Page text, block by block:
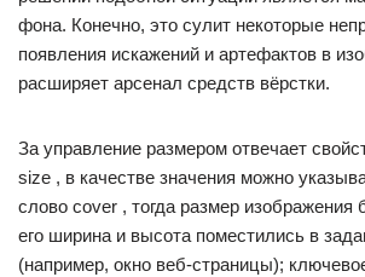
фона. Конечно, это сулит некоторые
появления искажений и артефактов в
расширяет арсенал средств вёрстки.
За управление размером отвечает
size , в качестве значения можно
слово cover , тогда размер изображения
его ширина и высота поместились в
(например, окно веб-страницы);